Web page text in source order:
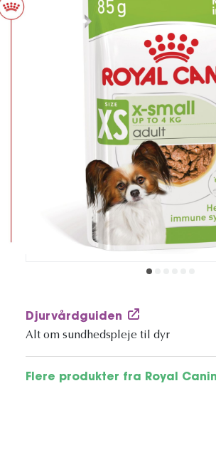
Djurvårdguiden
Alt om sundhedspleje til dyr
Flere produkter fra Royal Canin